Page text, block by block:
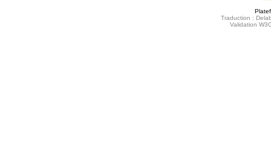
Traduction :
Validation